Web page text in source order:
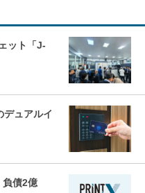
ット「J-
デュアルイ
負債2億